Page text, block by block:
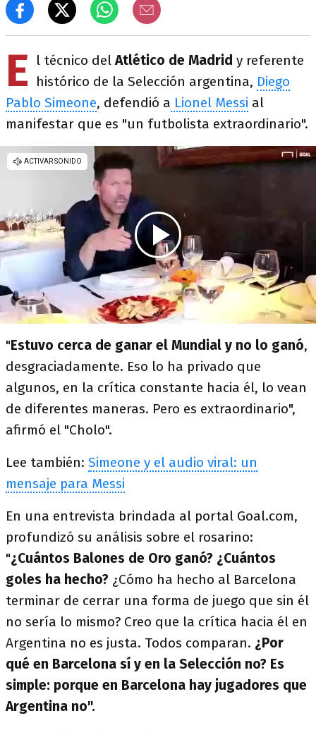
E l técnico delAtlético de Madrid y referente
histórico de la Selección argentina, Diego
Pablo Simeone, defendió a Lionel Messi al
manifestar que es "un futbolista extraordinario".
"Estuvo cerca de ganar el Mundial y no lo ganó,
desgraciadamente. Eso lo ha privado que
algunos, en la crítica constante hacia él, lo vean
de diferentes maneras. Pero es extraordinario",
afirmó el "Cholo".
Lee también: Simeone y el audio viral: un
mensaje para Messi
En una entrevista brindada al portal Goal.com,
profundizó su análisis sobre el rosarino:
"¿Cuántos Balones de Oro ganó? ¿Cuántos
goles ha hecho? ¿Cómo ha hecho al Barcelona
terminar de cerrar una forma de juego que sin él
no sería lo mismo? Creo que la crítica hacia él en
Argentina no es justa. Todos comparan. ¿Por
qué en Barcelona sí y en la Selección no? Es
simple: porque en Barcelona hay jugadores que
Argentina no".